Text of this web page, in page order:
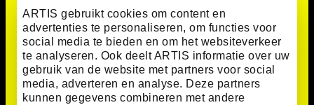
ARTIS gebruikt cookies om content en
advertenties te personaliseren, om functies voor
social media te bieden en om het websiteverkeer
te analyseren. Ook deelt ARTIS informatie over uw
gebruik van de website met partners voor social
media, adverteren en analyse. Deze partners
kunnen gegevens combineren met andere